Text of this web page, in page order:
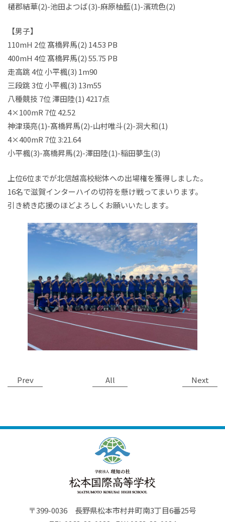
樋郡結華(2)-池田よつば(3)-麻原柚藍(1)-濱琉色(2)
【男子】
110mH 2位 髙橋昇馬(2) 14.53 PB
400mH 4位 髙橋昇馬(2) 55.75 PB
走高跳 4位 小平楓(3) 1m90
三段跳 3位 小平楓(3) 13m55
八種競技 7位 澤田陸(1) 4217点
4×100mR 7位 42.52
神津瑛亮(1)-髙橋昇馬(2)-山村唯斗(2)-洞大和(1)
4×400mR 7位 3:21.64
小平楓(3)-髙橋昇馬(2)-澤田陸(1)-稲田夢生(3)
上位6位までが北信越高校総体への出場権を獲得しました。
16名で滋賀インターハイの切符を懸け戦ってまいります。
引き続き応援のほどよろしくお願いいたします。
Prev All Next
〒399-0036 長野県松本市村井町南3丁目6番25号